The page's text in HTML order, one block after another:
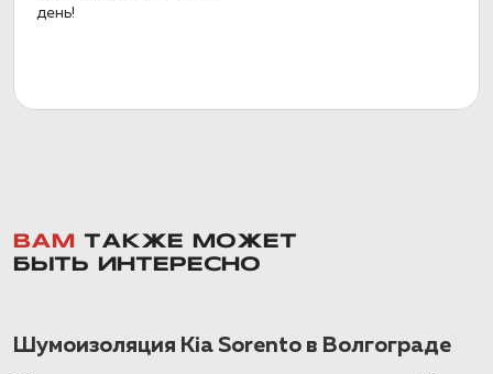
день!
ВАМ
ТАКЖЕ МОЖЕТ
БЫТЬ ИНТЕРЕСНО
Шумоизоляция Kia Sorento в Волгограде